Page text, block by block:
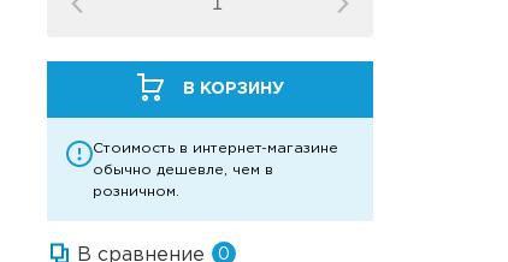
В КОРЗИНУ
Стоимость в интернет-магазине
обычно дешевле, чем в
розничном.
В сравнение 0